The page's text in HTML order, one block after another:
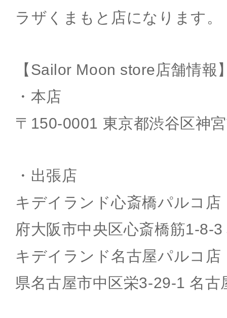
ラザくまもと店になります。
【Sailor Moon store店舗情報
・本店
〒150-0001 東京都渋谷区神
・出張店
キデイランド心斎橋パルコ
府大阪市中央区心斎橋筋1-8-
キデイランド名古屋パルコ
県名古屋市中区栄3-29-1 名